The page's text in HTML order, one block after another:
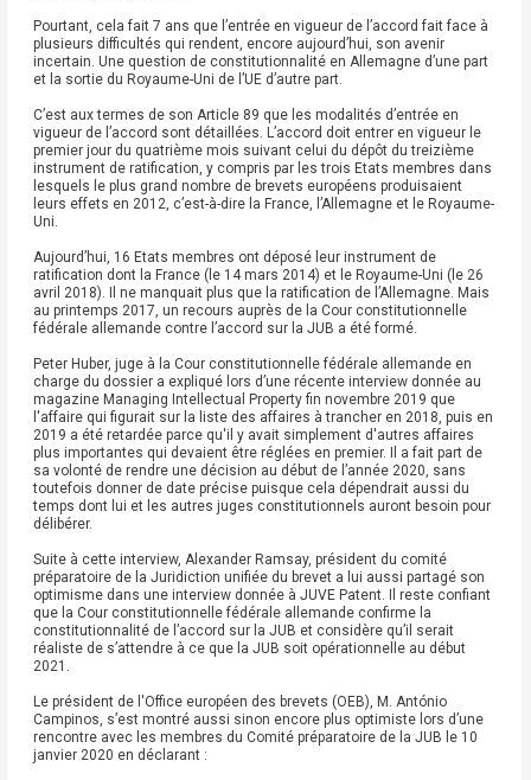
Pourtant, cela fait 7 ans que l’entrée en vigueur de l’accord fait face à
plusieurs difficultés qui rendent, encore aujourd’hui, son avenir
incertain. Une question de constitutionnalité en Allemagne d’une part
et la sortie du Royaume-Uni de l’UE d’autre part.
C’est aux termes de son Article 89 que les modalités d’entrée en
vigueur de l’accord sont détaillées. L’accord doit entrer en vigueur le
premier jour du quatrième mois suivant celui du dépôt du treizième
instrument de ratification, y compris par les trois Etats membres dans
lesquels le plus grand nombre de brevets européens produisaient
leurs effets en 2012, c’est-à-dire la France, l’Allemagne et le Royaume-
Uni.
Aujourd’hui, 16 Etats membres ont déposé leur instrument de
ratification dont la France (le 14 mars 2014) et le Royaume-Uni (le 26
avril 2018). Il ne manquait plus que la ratification de l’Allemagne. Mais
au printemps 2017, un recours auprès de la Cour constitutionnelle
fédérale allemande contre l’accord sur la JUB a été formé.
Peter Huber, juge à la Cour constitutionnelle fédérale allemande en
charge du dossier a expliqué lors d’une récente interview donnée au
magazine Managing Intellectual Property fin novembre 2019 que
l'affaire qui figurait sur la liste des affaires à trancher en 2018, puis en
2019 a été retardée parce qu'il y avait simplement d'autres affaires
plus importantes qui devaient être réglées en premier. Il a fait part de
sa volonté de rendre une décision au début de l’année 2020, sans
toutefois donner de date précise puisque cela dépendrait aussi du
temps dont lui et les autres juges constitutionnels auront besoin pour
délibérer.
Suite à cette interview, Alexander Ramsay, président du comité
préparatoire de la Juridiction unifiée du brevet a lui aussi partagé son
optimisme dans une interview donnée à JUVE Patent. Il reste confiant
que la Cour constitutionnelle fédérale allemande confirme la
constitutionnalité de l’accord sur la JUB et considère qu’il serait
réaliste de s’attendre à ce que la JUB soit opérationnelle au début
2021.
Le président de l'Office européen des brevets (OEB), M. António
Campinos, s’est montré aussi sinon encore plus optimiste lors d’une
rencontre avec les membres du Comité préparatoire de la JUB le 10
janvier 2020 en déclarant :